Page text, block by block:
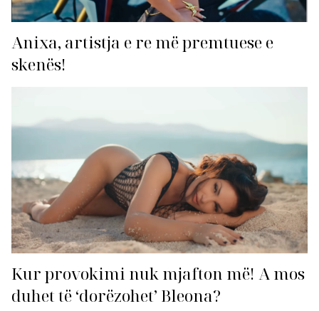
Anixa, artistja e re më premtuese e
skenës!
Kur provokimi nuk mjafton më! A mos
duhet të ‘dorëzohet’ Bleona?